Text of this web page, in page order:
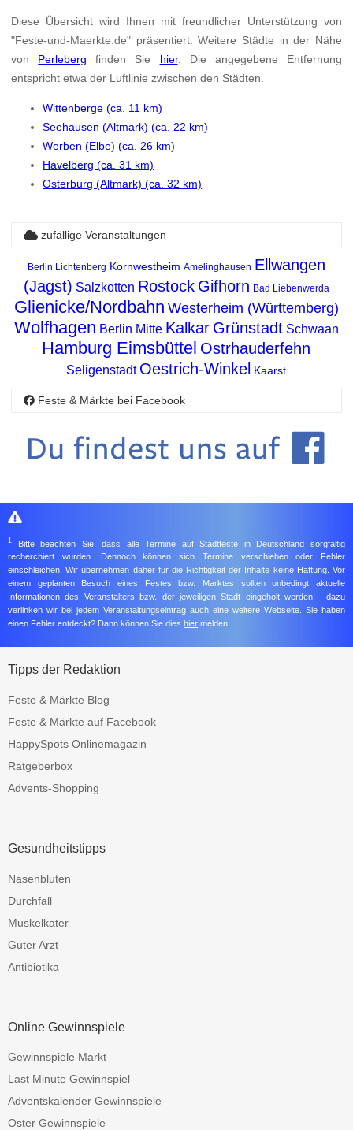
Diese Übersicht wird Ihnen mit freundlicher Unterstützung von
"Feste-und-Maerkte.de" präsentiert. Weitere Städte in der Nähe
von Perleberg finden Sie hier. Die angegebene Entfernung
entspricht etwa der Luftlinie zwischen den Städten.
Wittenberge (ca. 11 km)
Seehausen (Altmark) (ca. 22 km)
Werben (Elbe) (ca. 26 km)
Havelberg (ca. 31 km)
Osterburg (Altmark) (ca. 32 km)
zufällige Veranstaltungen
Berlin Lichtenberg Kornwestheim Amelinghausen Ellwangen
(Jagst) Salzkotten Rostock Gifhorn Bad Liebenwerda
Glienicke/Nordbahn Westerheim (Württemberg)
Wolfhagen Berlin Mitte Kalkar Grünstadt Schwaan
Hamburg Eimsbüttel Ostrhauderfehn
Seligenstadt Oestrich-Winkel Kaarst
Feste & Märkte bei Facebook
1
Bitte beachten Sie, dass alle Termine auf Stadtfeste in Deutschland sorgfältig
recherchiert wurden. Dennoch können sich Termine verschieben oder Fehler
einschleichen. Wir übernehmen daher für die Richtigkeit der Inhalte keine Haftung. Vor
einem geplanten Besuch eines Festes bzw. Marktes sollten unbedingt aktuelle
Informationen des Veranstalters bzw. der jeweiligen Stadt eingeholt werden - dazu
verlinken wir bei jedem Veranstaltungseintrag auch eine weitere Webseite. Sie haben
einen Fehler entdeckt? Dann können Sie dies hier melden.
Tipps der Redaktion
Feste & Märkte Blog
Feste & Märkte auf Facebook
HappySpots Onlinemagazin
Ratgeberbox
Advents-Shopping
Gesundheitstipps
Nasenbluten
Durchfall
Muskelkater
Guter Arzt
Antibiotika
Online Gewinnspiele
Gewinnspiele Markt
Last Minute Gewinnspiel
Adventskalender Gewinnspiele
Oster Gewinnspiele